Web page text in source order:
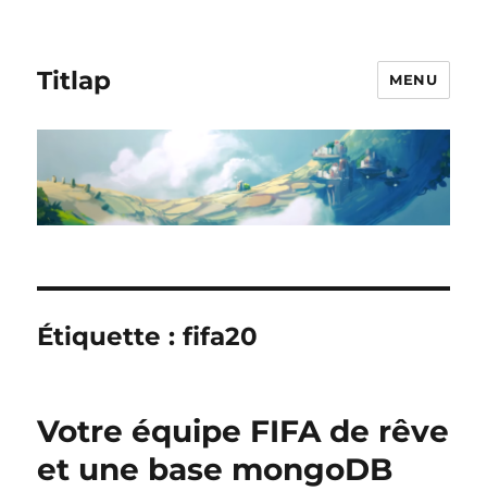
Titlap MENU
Étiquette :fifa20
Votre équipe FIFA de rêve
et une base mongoDB